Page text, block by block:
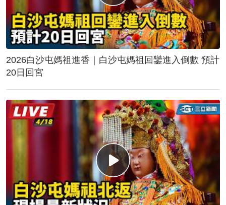
2026白沙屯媽祖進香｜白沙屯媽祖回鑾進入倒數 預計
20日回宮